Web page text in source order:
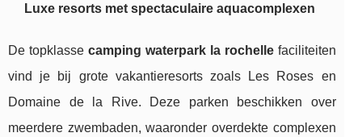
Luxe resorts met spectaculaire aquacomplexen
De topklasse camping waterpark la rochellefaciliteiten
vind je bij grote vakantieresorts zoals Les Roses en
Domaine de la Rive. Deze parken beschikken over
meerdere zwembaden, waaronder overdekte complexen